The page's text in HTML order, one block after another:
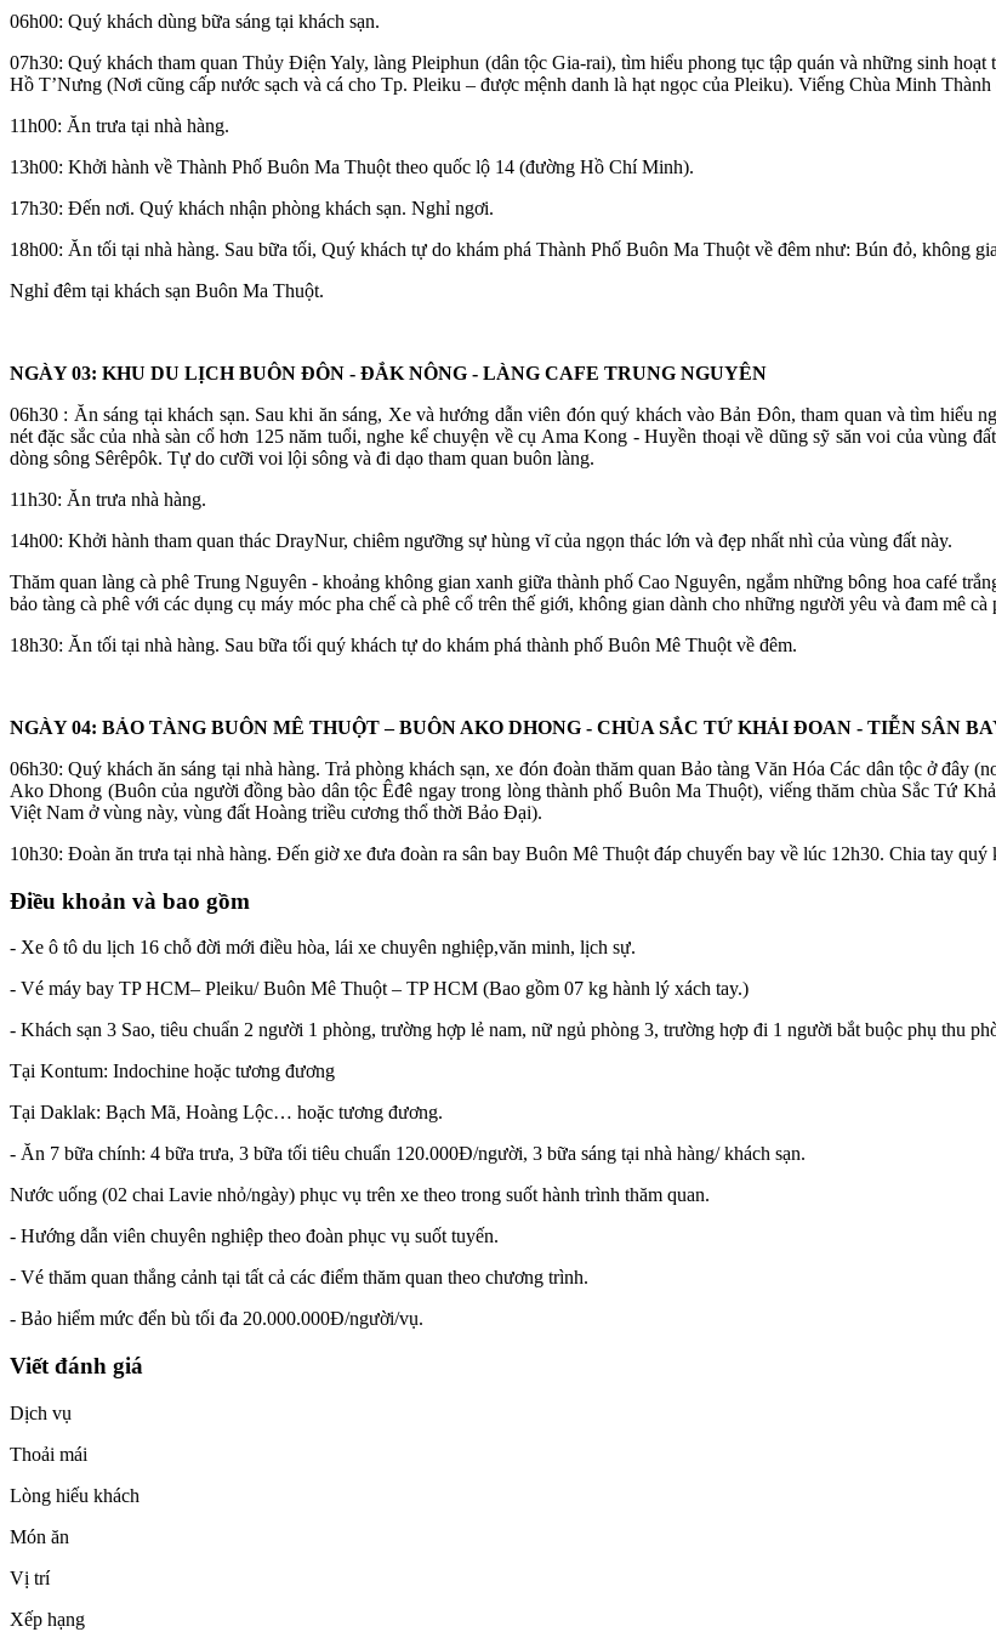
06h00: Quý khách dùng bữa sáng tại khách sạn.
07h30: Quý khách tham quan Thủy Điện Yaly, làng Pleiphun (dân tộc Gia-rai), tìm hiểu phong tục tập quán và những sinh
Hồ T’Nưng (Nơi cũng cấp nước sạch và cá cho Tp. Pleiku – được mệnh danh là hạt ngọc của Pleiku). Viếng Chùa Minh
11h00: Ăn trưa tại nhà hàng.
13h00: Khởi hành về Thành Phố Buôn Ma Thuột theo quốc lộ 14 (đường Hồ Chí Minh).
17h30: Đến nơi. Quý khách nhận phòng khách sạn. Nghỉ ngơi.
18h00: Ăn tối tại nhà hàng. Sau bữa tối, Quý khách tự do khám phá Thành Phố Buôn Ma Thuột về đêm như: Bún đỏ, không
Nghỉ đêm tại khách sạn Buôn Ma Thuột.
NGÀY 03: KHU DU LỊCH BUÔN ĐÔN - ĐẮK NÔNG - LÀNG CAFE TRUNG NGUYÊN
06h30 : Ăn sáng tại khách sạn. Sau khi ăn sáng, Xe và hướng dẫn viên đón quý khách vào Bản Đôn, tham quan và tìm hiểu
nét đặc sắc của nhà sàn cổ hơn 125 năm tuổi, nghe kể chuyện về cụ Ama Kong - Huyền thoại về dũng sỹ săn voi của vùng
dòng sông Sêrêpôk. Tự do cưỡi voi lội sông và đi dạo tham quan buôn làng.
11h30: Ăn trưa nhà hàng.
14h00: Khởi hành tham quan thác DrayNur, chiêm ngưỡng sự hùng vĩ của ngọn thác lớn và đẹp nhất nhì của vùng đất này.
Thăm quan làng cà phê Trung Nguyên - khoảng không gian xanh giữa thành phố Cao Nguyên, ngắm những bông hoa café
bảo tàng cà phê với các dụng cụ máy móc pha chế cà phê cổ trên thế giới, không gian dành cho những người yêu và đam mê cà
18h30: Ăn tối tại nhà hàng. Sau bữa tối quý khách tự do khám phá thành phố Buôn Mê Thuột về đêm.
NGÀY 04: BẢO TÀNG BUÔN MÊ THUỘT – BUÔN AKO DHONG - CHÙA SẮC TỨ KHẢI ĐOAN - TIỄN SÂN
06h30: Quý khách ăn sáng tại nhà hàng. Trả phòng khách sạn, xe đón đoàn thăm quan Bảo tàng Văn Hóa Các dân tộc ở đây
Ako Dhong (Buôn của người đồng bào dân tộc Êđê ngay trong lòng thành phố Buôn Ma Thuột), viếng thăm chùa Sắc Tứ
Việt Nam ở vùng này, vùng đất Hoàng triều cương thổ thời Bảo Đại).
10h30: Đoàn ăn trưa tại nhà hàng. Đến giờ xe đưa đoàn ra sân bay Buôn Mê Thuột đáp chuyến bay về lúc 12h30. Chia tay quý
Điều khoản và bao gồm
- Xe ô tô du lịch 16 chỗ đời mới điều hòa, lái xe chuyên nghiệp,văn minh, lịch sự.
- Vé máy bay TP HCM– Pleiku/ Buôn Mê Thuột – TP HCM (Bao gồm 07 kg hành lý xách tay.)
- Khách sạn 3 Sao, tiêu chuẩn 2 người 1 phòng, trường hợp lẻ nam, nữ ngủ phòng 3, trường hợp đi 1 người bắt buộc phụ thu
Tại Kontum: Indochine hoặc tương đương
Tại Daklak: Bạch Mã, Hoàng Lộc… hoặc tương đương.
- Ăn 7 bữa chính: 4 bữa trưa, 3 bữa tối tiêu chuẩn 120.000Đ/người, 3 bữa sáng tại nhà hàng/ khách sạn.
Nước uống (02 chai Lavie nhỏ/ngày) phục vụ trên xe theo trong suốt hành trình thăm quan.
- Hướng dẫn viên chuyên nghiệp theo đoàn phục vụ suốt tuyến.
- Vé thăm quan thắng cảnh tại tất cả các điểm thăm quan theo chương trình.
- Bảo hiểm mức đển bù tối đa 20.000.000Đ/người/vụ.
Viết đánh giá
Dịch vụ
Thoải mái
Lòng hiếu khách
Món ăn
Vị trí
Xếp hạng